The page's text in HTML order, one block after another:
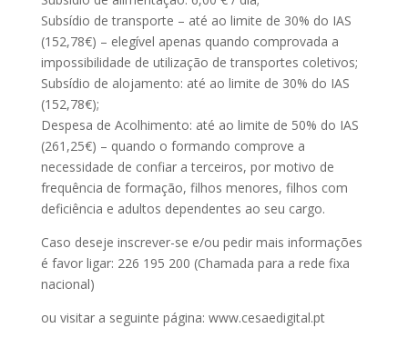
Subsídio de transporte – até ao limite de 30% do IAS
(152,78€) – elegível apenas quando comprovada a
impossibilidade de utilização de transportes coletivos;
Subsídio de alojamento: até ao limite de 30% do IAS
(152,78€);
Despesa de Acolhimento: até ao limite de 50% do IAS
(261,25€) – quando o formando comprove a
necessidade de confiar a terceiros, por motivo de
frequência de formação, filhos menores, filhos com
deficiência e adultos dependentes ao seu cargo.
Caso deseje inscrever-se e/ou pedir mais informações
é favor ligar: 226 195 200 (Chamada para a rede fixa
nacional)
ou visitar a seguinte página: www.cesaedigital.pt